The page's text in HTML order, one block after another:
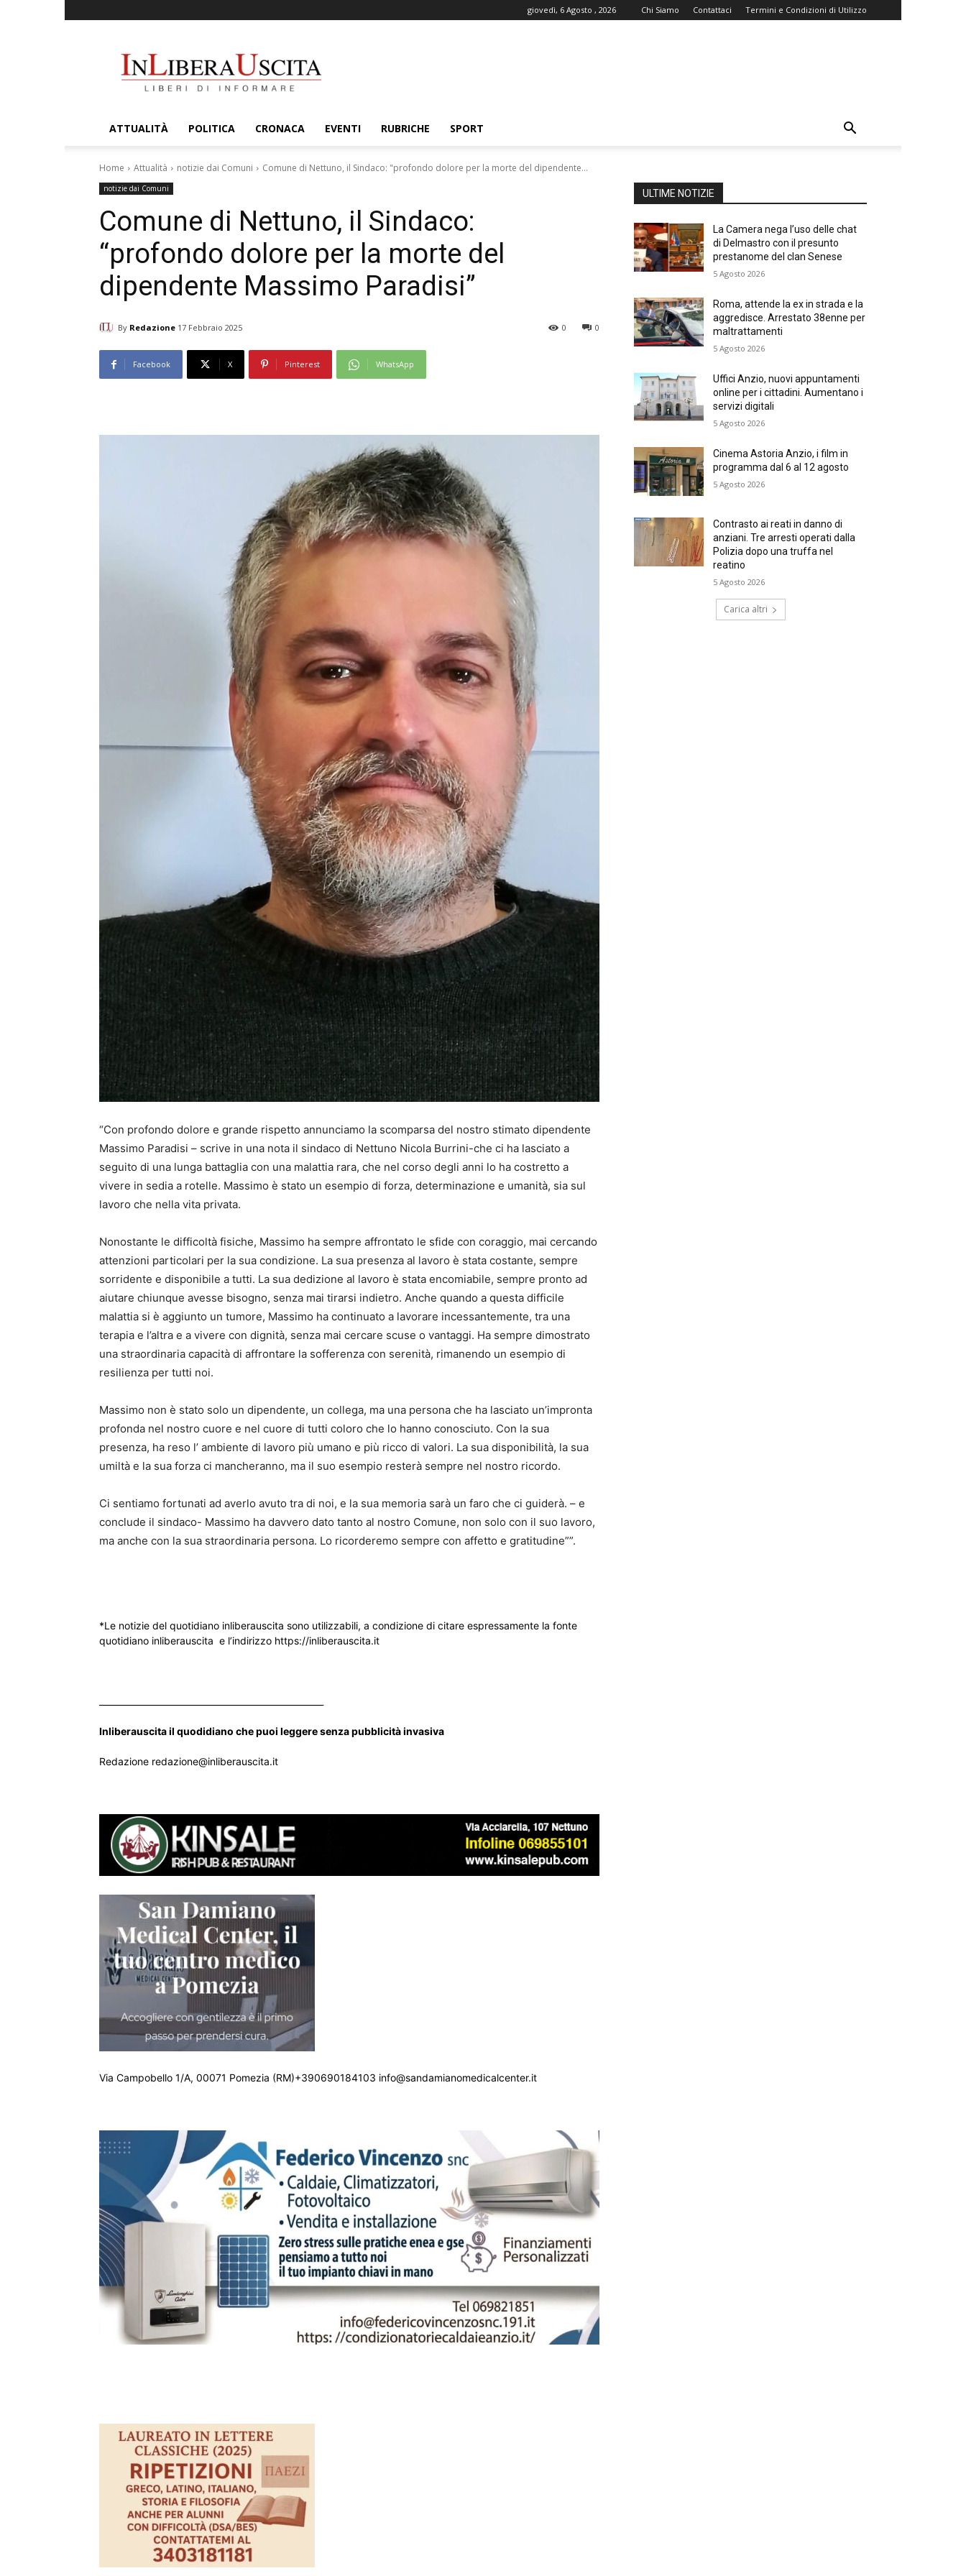
giovedì, 6 Agosto , 2026 Chi Siamo Contattaci Termini e Condizioni di Utilizzo
ATTUALITÀ POLITICA CRONACA EVENTI RUBRICHE SPORT
Home Attualità notizie dai Comuni Comune di Nettuno, il Sindaco: "profondo dolore per la morte del dipendente...
notizie dai Comuni
Comune di Nettuno, il Sindaco:
“profondo dolore per la morte del
dipendente Massimo Paradisi”
By Redazione 17 Febbraio 2025 0
0
Facebook X Pinterest WhatsApp
“Con profondo dolore e grande rispetto annunciamo la scomparsa del nostro stimato dipendente
Massimo Paradisi – scrive in una nota il sindaco di Nettuno Nicola Burrini-che ci ha lasciato a
seguito di una lunga battaglia con una malattia rara, che nel corso degli anni lo ha costretto a
vivere in sedia a rotelle. Massimo è stato un esempio di forza, determinazione e umanità, sia sul
lavoro che nella vita privata.
Nonostante le difficoltà fisiche, Massimo ha sempre affrontato le sfide con coraggio, mai cercando
attenzioni particolari per la sua condizione. La sua presenza al lavoro è stata costante, sempre
sorridente e disponibile a tutti. La sua dedizione al lavoro è stata encomiabile, sempre pronto ad
aiutare chiunque avesse bisogno, senza mai tirarsi indietro. Anche quando a questa difficile
malattia si è aggiunto un tumore, Massimo ha continuato a lavorare incessantemente, tra una
terapia e l’altra e a vivere con dignità, senza mai cercare scuse o vantaggi. Ha sempre dimostrato
una straordinaria capacità di affrontare la sofferenza con serenità, rimanendo un esempio di
resilienza per tutti noi.
Massimo non è stato solo un dipendente, un collega, ma una persona che ha lasciato un’impronta
profonda nel nostro cuore e nel cuore di tutti coloro che lo hanno conosciuto. Con la sua
presenza, ha reso l’ ambiente di lavoro più umano e più ricco di valori. La sua disponibilità, la sua
umiltà e la sua forza ci mancheranno, ma il suo esempio resterà sempre nel nostro ricordo.
Ci sentiamo fortunati ad averlo avuto tra di noi, e la sua memoria sarà un faro che ci guiderà. – e
conclude il sindaco- Massimo ha davvero dato tanto al nostro Comune, non solo con il suo lavoro,
ma anche con la sua straordinaria persona. Lo ricorderemo sempre con affetto e gratitudine””.
*Le notizie del quotidiano inliberauscita sono utilizzabili, a condizione di citare espressamente la fonte
quotidiano inliberauscita e l’indirizzo https://inliberauscita.it
Inliberauscita il quodidiano che puoi leggere senza pubblicità invasiva
Redazione redazione@inliberauscita.it
Via Campobello 1/A, 00071 Pomezia (RM)+390690184103 info@sandamianomedicalcenter.it
ULTIME NOTIZIE
La Camera nega l’uso delle chat
di Delmastro con il presunto
prestanome del clan Senese
5 Agosto 2026
Roma, attende la ex in strada e la
aggredisce. Arrestato 38enne per
maltrattamenti
5 Agosto 2026
Uffici Anzio, nuovi appuntamenti
online per i cittadini. Aumentano i
servizi digitali
5 Agosto 2026
Cinema Astoria Anzio, i film in
programma dal 6 al 12 agosto
5 Agosto 2026
Contrasto ai reati in danno di
anziani. Tre arresti operati dalla
Polizia dopo una truffa nel
reatino
5 Agosto 2026
Carica altri